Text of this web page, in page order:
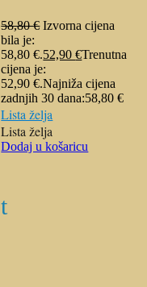
58,80€ Izvorna cijena
bila je:
58,80 €.52,90€Trenutna
cijena je:
52,90 €.Najniža cijena
zadnjih 30 dana:58,80€
Lista želja
Lista želja
Dodaj u košaricu
t